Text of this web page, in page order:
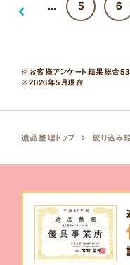
... 5 6
※お客様アンケート結果総合
※2026年5月現在
遺品整理トップ 絞り込み